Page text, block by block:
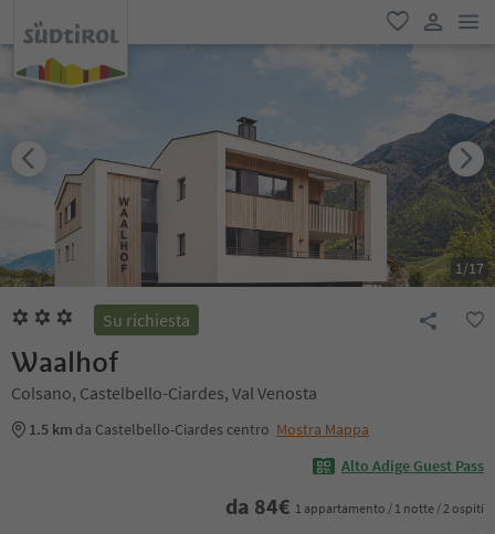
favoriti
1/17
Su richiesta
Waalhof
Colsano, Castelbello-Ciardes, Val Venosta
1.5 km da Castelbello-Ciardes centro Mostra Mappa
Alto Adige Guest Pass
da 84€ 1 appartamento / 1 notte / 2 ospiti